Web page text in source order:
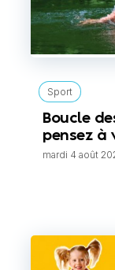
Sport
Boucle
pensez à
mardi 4 août